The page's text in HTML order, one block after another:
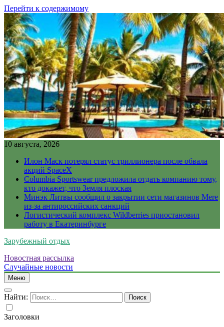
Перейти к содержимому
10 августа, 2026
Илон Маск потерял статус триллионера после обвала
акций SpaceX
Columbia Sportswear предложила отдать компанию тому,
кто докажет, что Земля плоская
Минэк Литвы сообщил о закрытии сети магазинов Mere
из-за антироссийских санкций
Логистический комплекс Wildberries приостановил
работу в Екатеринбурге
Зарубежный отдых
Новостная рассылка
Случайные новости
Меню
Найти:
Заголовки